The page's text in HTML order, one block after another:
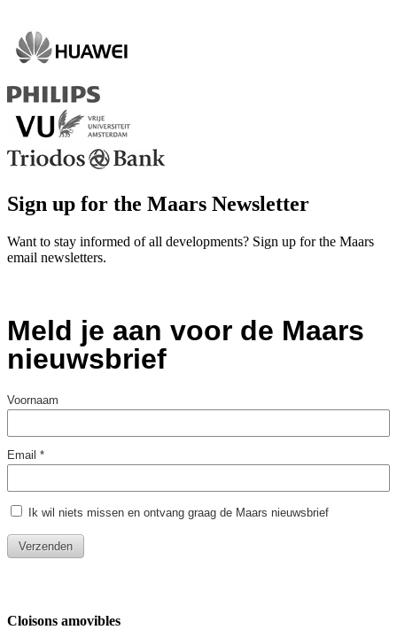
Sign up for the Maars Newsletter
Want to stay informed of all developments? Sign up for the Maars
email newsletters.
Cloisons amovibles